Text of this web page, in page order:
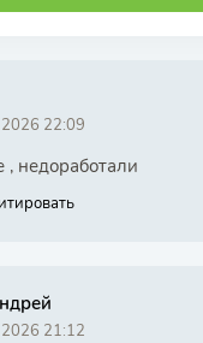
22:09
, недоработали
21:12